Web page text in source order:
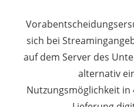
sich bei
auf dem Server des
alternativ
Nutzungsmöglichkeit